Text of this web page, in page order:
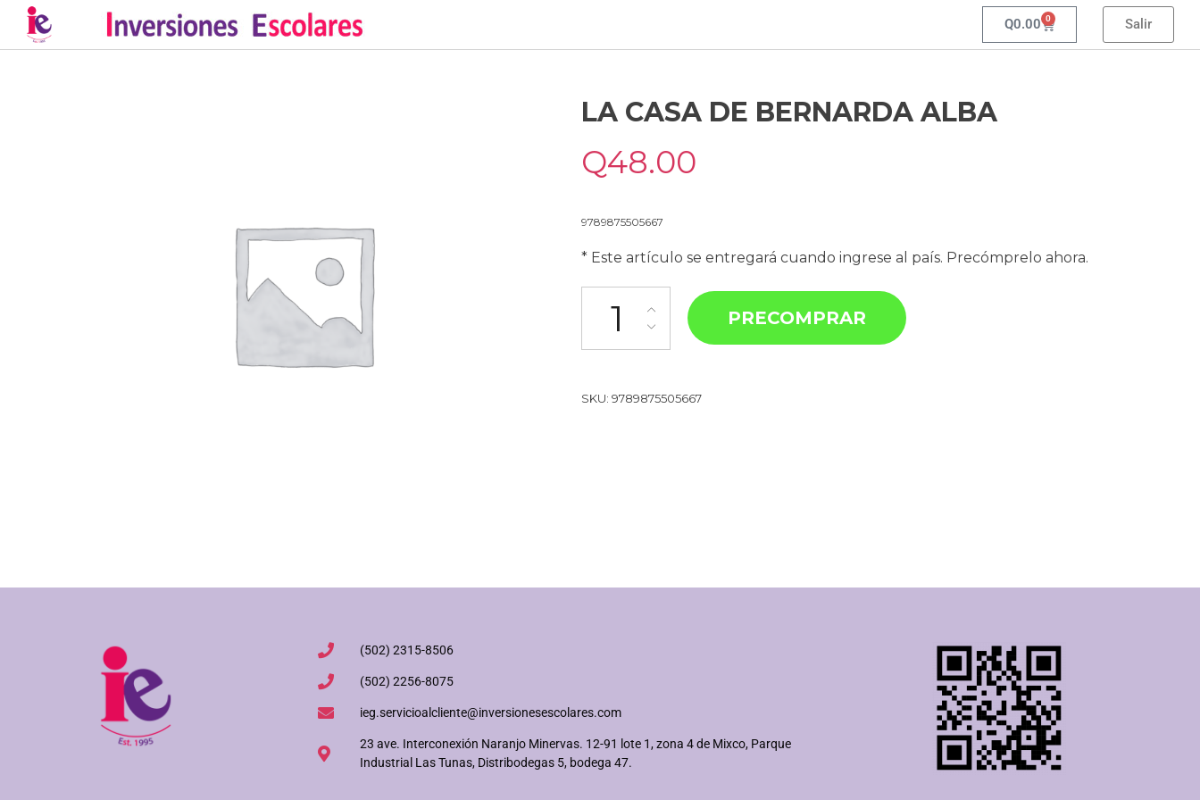
Q0.00 0 Salir
LA CASA DE BERNARDA ALBA
Q48.00
9789875505667
* Este artículo se entregará cuando ingrese al país. Precómprelo ahora.
PRECOMPRAR
SKU: 9789875505667
(502) 2315-8506
(502) 2256-8075
ieg.servicioalcliente@inversionesescolares.com
23 ave. Interconexión Naranjo Minervas. 12-91 lote 1, zona 4 de Mixco, Parque
Industrial Las Tunas, Distribodegas 5, bodega 47.